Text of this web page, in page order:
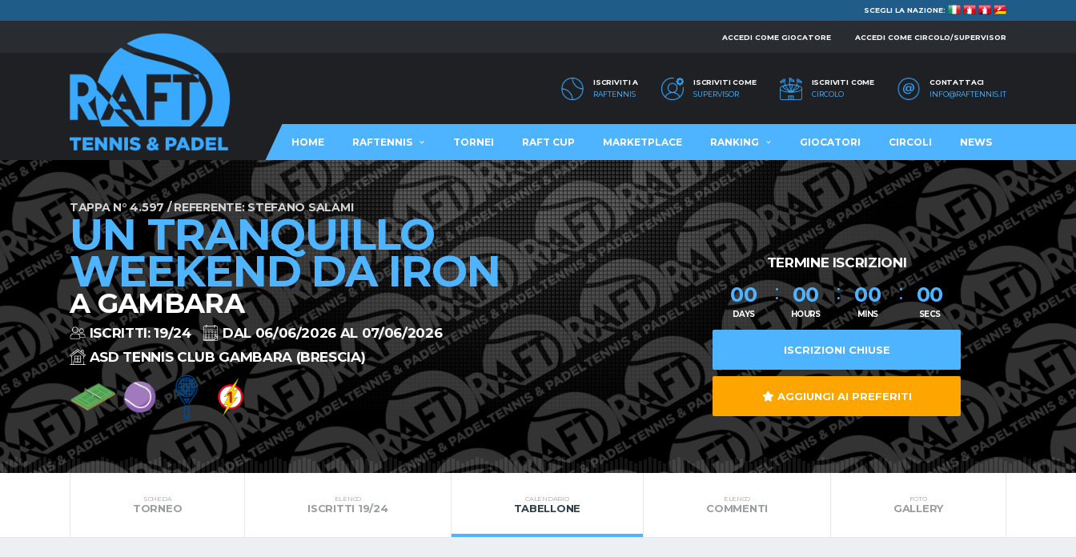
SCEGLI LA NAZIONE:
ACCEDI COME GIOCATORE ACCEDI COME CIRCOLO/SUPERVISOR
ISCRIVITI A
RAFTENNIS
ISCRIVITI COME
SUPERVISOR
ISCRIVITI COME
CIRCOLO
CONTATTACI
INFO@RAFTENNIS.IT
HOME RAFTENNIS TORNEI RAFT CUP MARKETPLACE RANKING GIOCATORI CIRCOLI NEWS
TAPPA N° 4.597 / REFERENTE: STEFANO SALAMI
UN TRANQUILLO
WEEKEND DA IRON
A GAMBARA
ISCRITTI: 19/24
DAL 06/06/2026 AL 07/06/2026
ASD TENNIS CLUB GAMBARA (BRESCIA)
TERMINE ISCRIZIONI
00
DAYS
00
HOURS
00
MINS
00
SECS
ISCRIZIONI CHIUSE
AGGIUNGI AI PREFERITI
SCHEDA
TORNEO
ELENCO
ISCRITTI 19/24
CALENDARIO
TABELLONE
ELENCO
COMMENTI
FOTO
GALLERY